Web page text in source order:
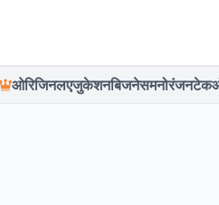
ओरिजिनलएजुकेशनबिजनेसमनोरंजनटेक